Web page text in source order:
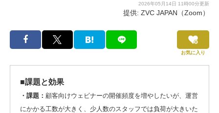
2026年05月14日 11時00分更新
提供: ZVC JAPAN（Zoom）
お気に入り
■課題と効果
・課題： 顧客向けウェビナーの開催頻度を増やしたいが、運営
にかかる工数が大きく、少人数のスタッフでは負荷が大きいた